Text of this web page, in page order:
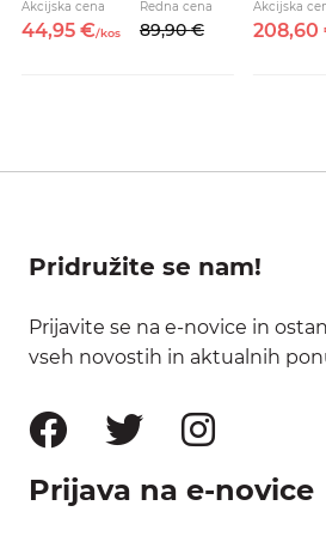
Akcijska cena
44,95 €/kos
Redna cena
89,90 €
Akcijska
208,60
Pridružite se nam!
Prijavite se na e-novice in
vseh novostih in aktualnih
Prijava na e-novice